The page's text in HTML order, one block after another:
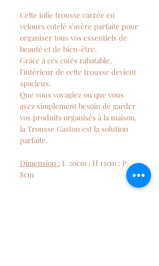
Cette jolie trousse carrée en
velours cotelé s'avère parfaite pour
organiser tous vos essentiels de
beauté et de bien-être.
Grâce à ces côtés rabatable,
l'intérieur de cette trousse devient
spacieux.
Que vous voyagiez ou que vous
ayez simplement besoin de garder
vos produits organisés à la maison,
la Trousse Gaston est la solution
parfaite.
Dimension : L 20cm ; H 13cm ; P
8cm